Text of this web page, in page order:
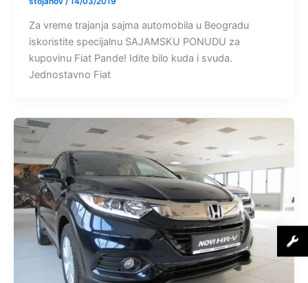
Za vreme trajanja sajma automobila u Beogradu
iskoristite specijalnu SAJAMSKU PONUDU za
kupovinu Fiat Pande! Idite bilo kuda i svuda.
Jednostavno Fiat